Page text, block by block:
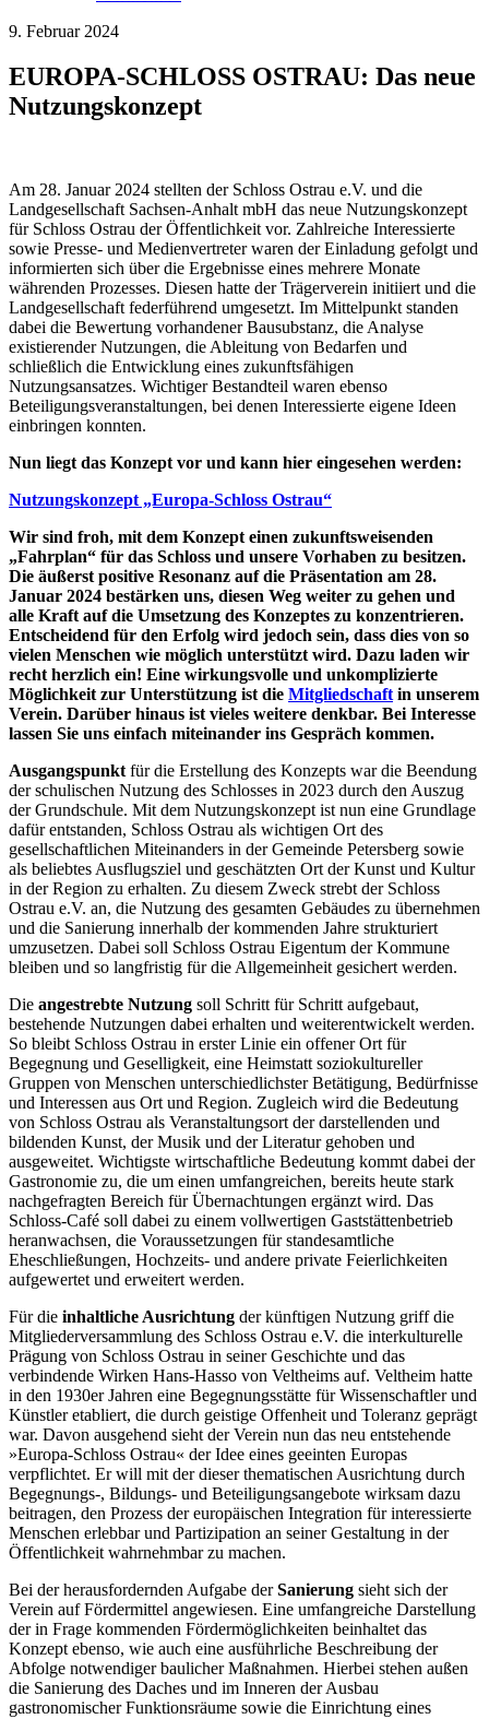
9. Februar 2024
EUROPA-SCHLOSS OSTRAU: Das neue
Nutzungskonzept
Am 28. Januar 2024 stellten der Schloss Ostrau e.V. und die
Landgesellschaft Sachsen-Anhalt mbH das neue Nutzungskonzept
für Schloss Ostrau der Öffentlichkeit vor. Zahlreiche Interessierte
sowie Presse- und Medienvertreter waren der Einladung gefolgt und
informierten sich über die Ergebnisse eines mehrere Monate
währenden Prozesses. Diesen hatte der Trägerverein initiiert und die
Landgesellschaft federführend umgesetzt. Im Mittelpunkt standen
dabei die Bewertung vorhandener Bausubstanz, die Analyse
existierender Nutzungen, die Ableitung von Bedarfen und
schließlich die Entwicklung eines zukunftsfähigen
Nutzungsansatzes. Wichtiger Bestandteil waren ebenso
Beteiligungsveranstaltungen, bei denen Interessierte eigene Ideen
einbringen konnten.
Nun liegt das Konzept vor und kann hier eingesehen werden:
Nutzungskonzept „Europa-Schloss Ostrau“
Wir sind froh, mit dem Konzept einen zukunftsweisenden
„Fahrplan“ für das Schloss und unsere Vorhaben zu besitzen.
Die äußerst positive Resonanz auf die Präsentation am 28.
Januar 2024 bestärken uns, diesen Weg weiter zu gehen und
alle Kraft auf die Umsetzung des Konzeptes zu konzentrieren.
Entscheidend für den Erfolg wird jedoch sein, dass dies von so
vielen Menschen wie möglich unterstützt wird. Dazu laden wir
recht herzlich ein! Eine wirkungsvolle und unkomplizierte
Möglichkeit zur Unterstützung ist die Mitgliedschaft in unserem
Verein. Darüber hinaus ist vieles weitere denkbar. Bei Interesse
lassen Sie uns einfach miteinander ins Gespräch kommen.
Ausgangspunkt für die Erstellung des Konzepts war die Beendung
der schulischen Nutzung des Schlosses in 2023 durch den Auszug
der Grundschule. Mit dem Nutzungskonzept ist nun eine Grundlage
dafür entstanden, Schloss Ostrau als wichtigen Ort des
gesellschaftlichen Miteinanders in der Gemeinde Petersberg sowie
als beliebtes Ausflugsziel und geschätzten Ort der Kunst und Kultur
in der Region zu erhalten. Zu diesem Zweck strebt der Schloss
Ostrau e.V. an, die Nutzung des gesamten Gebäudes zu übernehmen
und die Sanierung innerhalb der kommenden Jahre strukturiert
umzusetzen. Dabei soll Schloss Ostrau Eigentum der Kommune
bleiben und so langfristig für die Allgemeinheit gesichert werden.
Die angestrebte Nutzung soll Schritt für Schritt aufgebaut,
bestehende Nutzungen dabei erhalten und weiterentwickelt werden.
So bleibt Schloss Ostrau in erster Linie ein offener Ort für
Begegnung und Geselligkeit, eine Heimstatt soziokultureller
Gruppen von Menschen unterschiedlichster Betätigung, Bedürfnisse
und Interessen aus Ort und Region. Zugleich wird die Bedeutung
von Schloss Ostrau als Veranstaltungsort der darstellenden und
bildenden Kunst, der Musik und der Literatur gehoben und
ausgeweitet. Wichtigste wirtschaftliche Bedeutung kommt dabei der
Gastronomie zu, die um einen umfangreichen, bereits heute stark
nachgefragten Bereich für Übernachtungen ergänzt wird. Das
Schloss-Café soll dabei zu einem vollwertigen Gaststättenbetrieb
heranwachsen, die Voraussetzungen für standesamtliche
Eheschließungen, Hochzeits- und andere private Feierlichkeiten
aufgewertet und erweitert werden.
Für die inhaltliche Ausrichtung der künftigen Nutzung griff die
Mitgliederversammlung des Schloss Ostrau e.V. die interkulturelle
Prägung von Schloss Ostrau in seiner Geschichte und das
verbindende Wirken Hans-Hasso von Veltheims auf. Veltheim hatte
in den 1930er Jahren eine Begegnungsstätte für Wissenschaftler und
Künstler etabliert, die durch geistige Offenheit und Toleranz geprägt
war. Davon ausgehend sieht der Verein nun das neu entstehende
»Europa-Schloss Ostrau« der Idee eines geeinten Europas
verpflichtet. Er will mit der dieser thematischen Ausrichtung durch
Begegnungs-, Bildungs- und Beteiligungsangebote wirksam dazu
beitragen, den Prozess der europäischen Integration für interessierte
Menschen erlebbar und Partizipation an seiner Gestaltung in der
Öffentlichkeit wahrnehmbar zu machen.
Bei der herausfordernden Aufgabe derSanierung sieht sich der
Verein auf Fördermittel angewiesen. Eine umfangreiche Darstellung
der in Frage kommenden Fördermöglichkeiten beinhaltet das
Konzept ebenso, wie auch eine ausführliche Beschreibung der
Abfolge notwendiger baulicher Maßnahmen. Hierbei stehen außen
die Sanierung des Daches und im Inneren der Ausbau
gastronomischer Funktionsräume sowie die Einrichtung eines